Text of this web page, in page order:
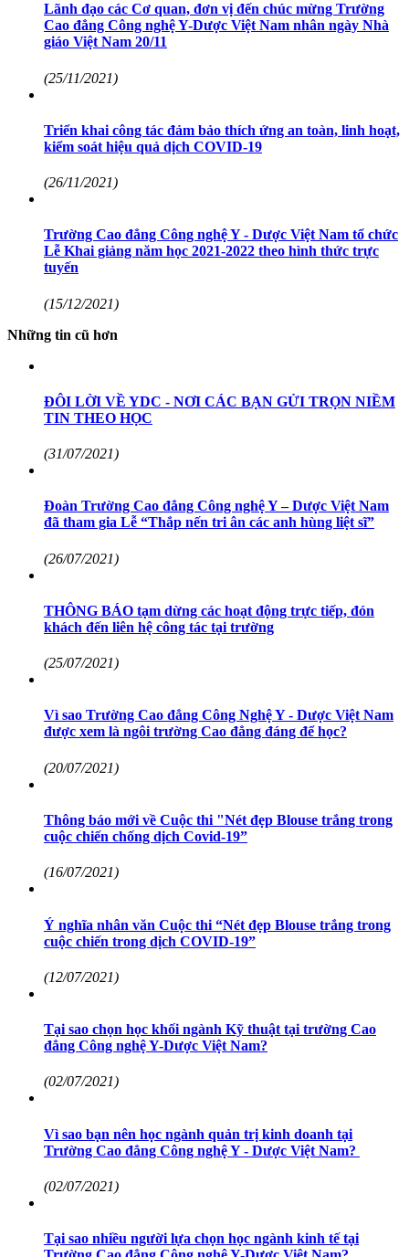
Lãnh đạo các Cơ quan, đơn vị đến chúc mừng Trường
Cao đẳng Công nghệ Y-Dược Việt Nam nhân ngày Nhà
giáo Việt Nam 20/11
(25/11/2021)
Triển khai công tác đảm bảo thích ứng an toàn, linh hoạt,
kiểm soát hiệu quả dịch COVID-19
(26/11/2021)
Trường Cao đẳng Công nghệ Y - Dược Việt Nam tổ chức
Lễ Khai giảng năm học 2021-2022 theo hình thức trực
tuyến
(15/12/2021)
Những tin cũ hơn
ĐÔI LỜI VỀ YDC - NƠI CÁC BẠN GỬI TRỌN NIỀM
TIN THEO HỌC
(31/07/2021)
Đoàn Trường Cao đẳng Công nghệ Y – Dược Việt Nam
đã tham gia Lễ “Thắp nến tri ân các anh hùng liệt sĩ”
(26/07/2021)
THÔNG BÁO tạm dừng các hoạt động trực tiếp, đón
khách đến liên hệ công tác tại trường
(25/07/2021)
Vì sao Trường Cao đẳng Công Nghệ Y - Dược Việt Nam
được xem là ngôi trường Cao đẳng đáng để học?
(20/07/2021)
Thông báo mới về Cuộc thi "Nét đẹp Blouse trắng trong
cuộc chiến chống dịch Covid-19”
(16/07/2021)
Ý nghĩa nhân văn Cuộc thi “Nét đẹp Blouse trắng trong
cuộc chiến trong dịch COVID-19”
(12/07/2021)
Tại sao chọn học khối ngành Kỹ thuật tại trường Cao
đẳng Công nghệ Y-Dược Việt Nam?
(02/07/2021)
Vì sao bạn nên học ngành quản trị kinh doanh tại
Trường Cao đẳng Công nghệ Y - Dược Việt Nam?
(02/07/2021)
Tại sao nhiều người lựa chọn học ngành kinh tế tại